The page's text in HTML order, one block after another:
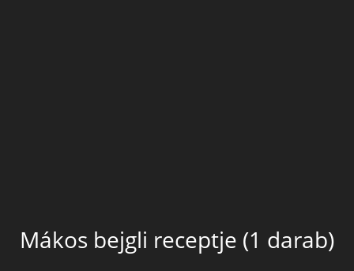
Mákos bejgli receptje (1 darab)